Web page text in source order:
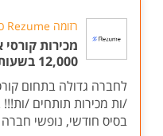
רזומה Rezume כח אדם והשמה
מכירות
12,000 בשעות גמישות!!
לחברה גדולה בתחום
/ות מכירות תותחים /ות!!!
בסיס חודשי, נופשי